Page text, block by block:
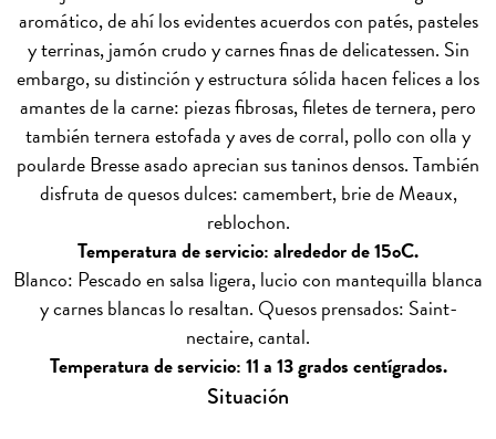
aromático, de ahí los evidentes acuerdos con patés, pasteles
y terrinas, jamón crudo y carnes finas de delicatessen. Sin
embargo, su distinción y estructura sólida hacen felices a los
amantes de la carne: piezas fibrosas, filetes de ternera, pero
también ternera estofada y aves de corral, pollo con olla y
poularde Bresse asado aprecian sus taninos densos. También
disfruta de quesos dulces: camembert, brie de Meaux,
reblochon.
Temperatura de servicio: alrededor de 15oC.
Blanco: Pescado en salsa ligera, lucio con mantequilla blanca
y carnes blancas lo resaltan. Quesos prensados: Saint-
nectaire, cantal.
Temperatura de servicio: 11 a 13 grados centígrados.
Situación